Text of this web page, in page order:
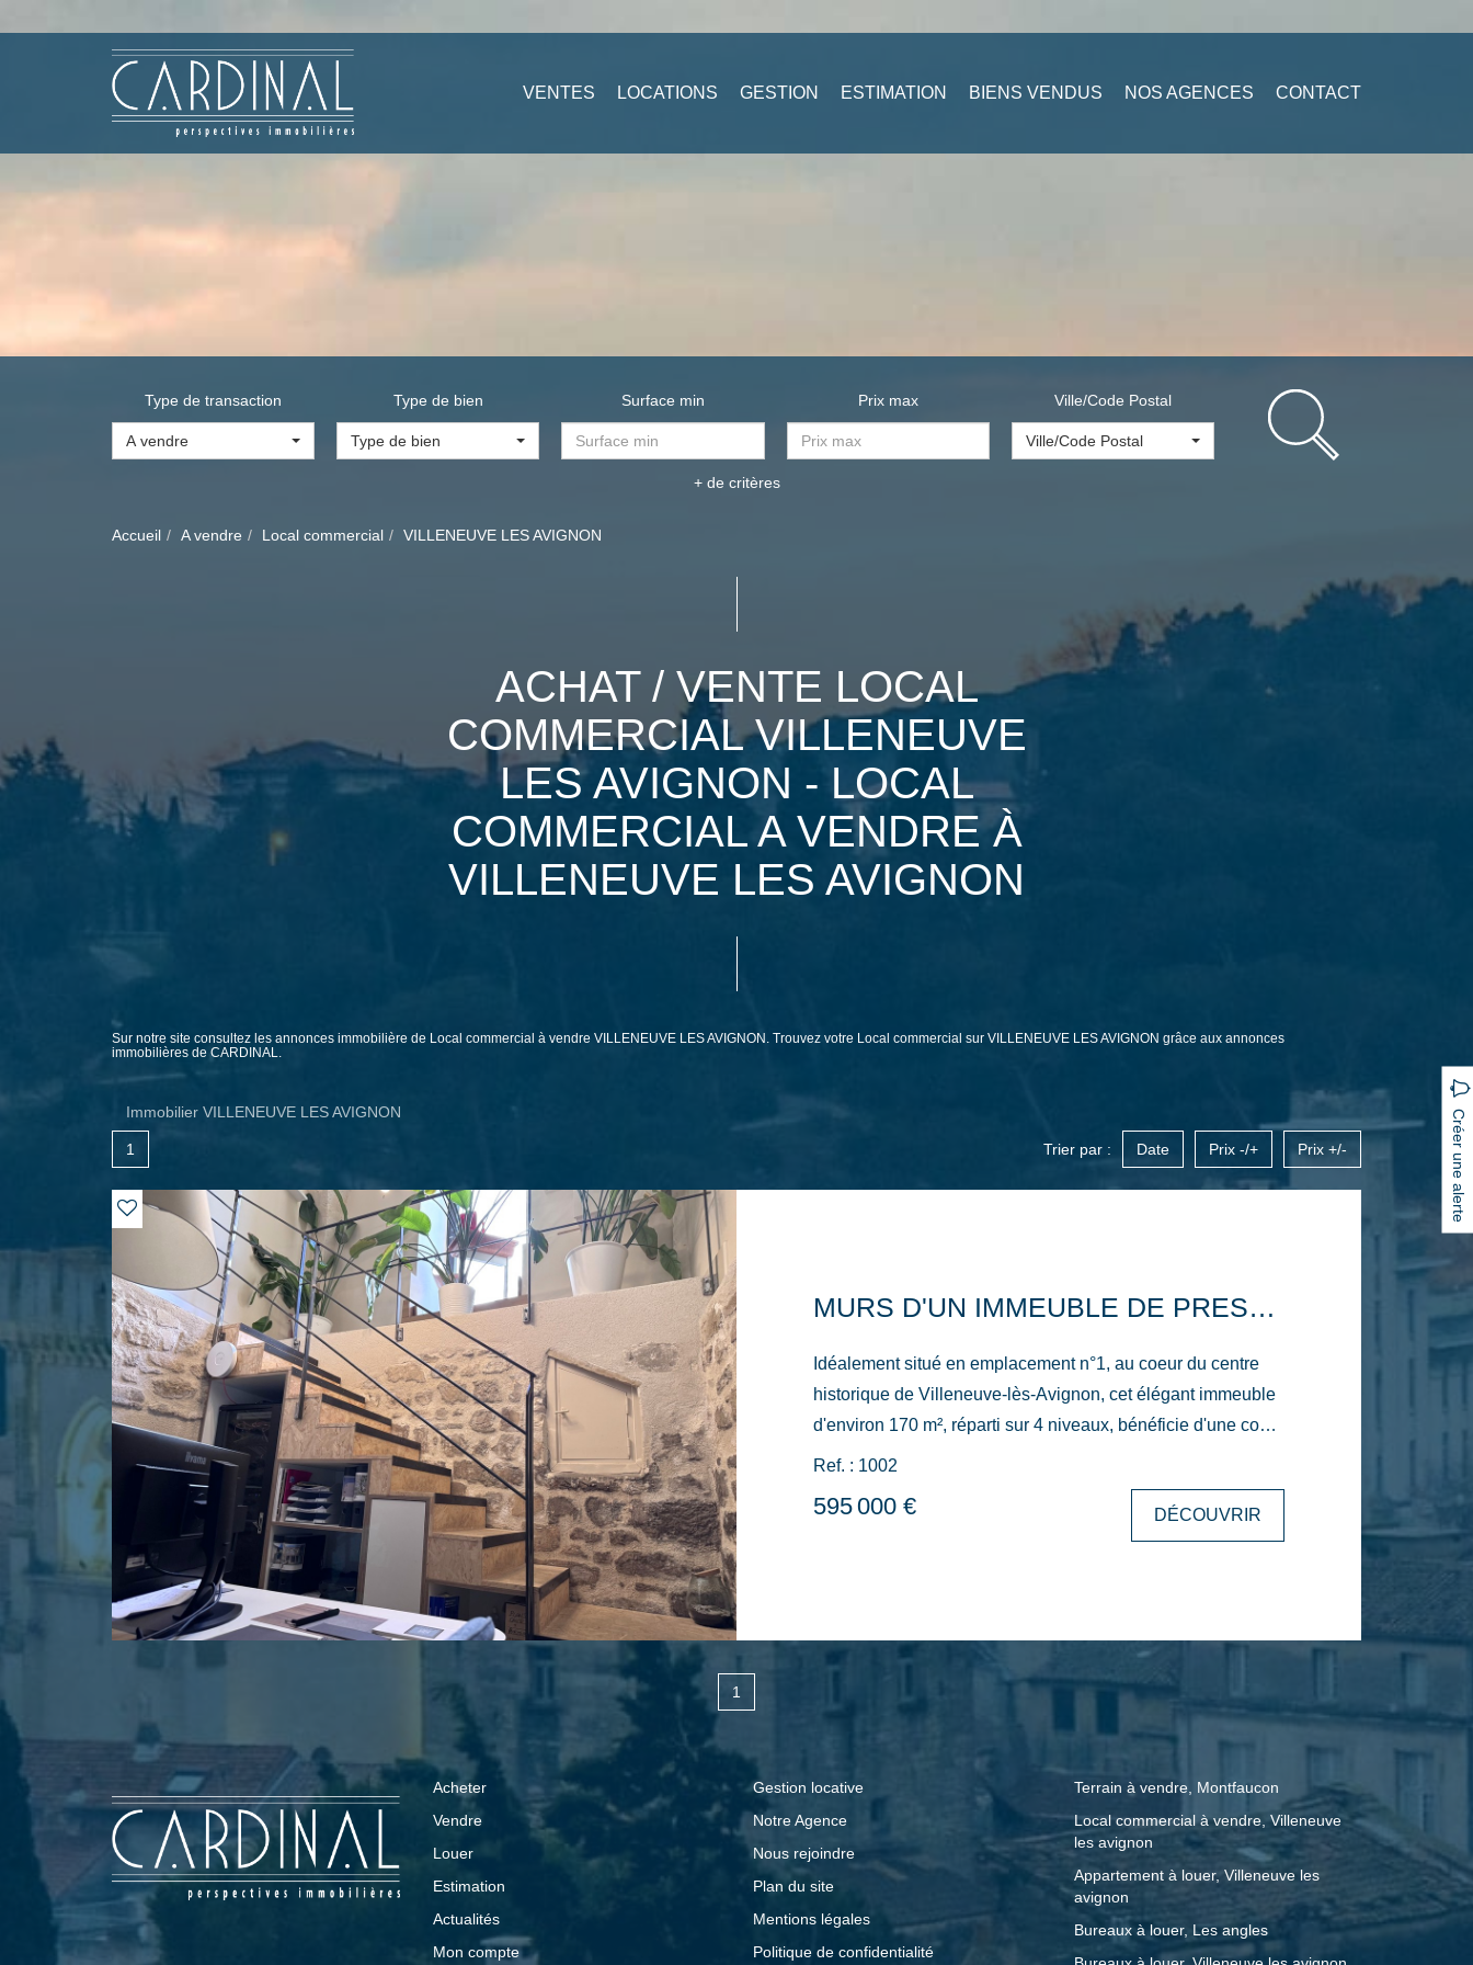
VENTES LOCATIONS GESTION ESTIMATION BIENS VENDUS NOS AGENCES CONTACT
Type de transaction
A vendre
Type de bien
Type de bien
Surface min Prix max Ville/Code Postal
Ville/Code Postal
+ de critères
Accueil A vendre Local commercial VILLENEUVE LES AVIGNON
ACHAT / VENTE LOCAL
COMMERCIAL VILLENEUVE
LES AVIGNON - LOCAL
COMMERCIAL A VENDRE À
VILLENEUVE LES AVIGNON
Sur notre site consultez les annonces immobilière de Local commercial à vendre VILLENEUVE LES AVIGNON. Trouvez votre Local commercial sur VILLENEUVE LES AVIGNON grâce aux annonces
immobilières de CARDINAL.
Immobilier VILLENEUVE LES AVIGNON Créer une alerte
1 Trier par : Date Prix -/+ Prix +/-
MURS D'UN IMMEUBLE DE PRESTIGE AU COEUR HISTORIQUE DE VILLENEUVE-LÈS-AVIGNON
Idéalement situé en emplacement n°1, au coeur du centre
historique de Villeneuve-lès-Avignon, cet élégant immeuble
d'environ 170 m², réparti sur 4 niveaux, bénéficie d'une cour
extérieure privative et offre un cadre de travail rare pour une
activité professionnelle de standing. Entièrement réhabilité
par un architecte local pour l'exercice de son propre cabinet,
l'immeuble a fait l'objet d'une rénovation complète réalisée
parfaitement adapté à l'installation d'une activité de prestige :
cabinet d'architecte, étude d'avocat, compagnie
d'assurances, cabinet de conseil ou toute profession
libérale. L'immeuble est équipé de prestations techniques de
qualité : climatisation réversible gainable, domotique,
visiophone, cuisine aménagée et nombreux espaces de
travail fonctionnels. Distribution des espaces: Rez-de-
chaussée : Vaste espace d'accueil, salle de réunion, cour
extérieure privative, cuisine entièrement équipée, bureau,
dégagement, toilettes. Entresol : Bureau indépendant. 1er
étage : Deux bureaux. 2e étage : Grand bureau. Le
Ref. : 1002
595 000 € DÉCOUVRIR
1
Acheter
Vendre
Louer
Estimation
Actualités
Mon compte
Gestion locative
Notre Agence
Nous rejoindre
Plan du site
Mentions légales
Politique de confidentialité
Terrain à vendre, Montfaucon
Local commercial à vendre, Villeneuve
les avignon
Appartement à louer, Villeneuve les
avignon
Bureaux à louer, Les angles